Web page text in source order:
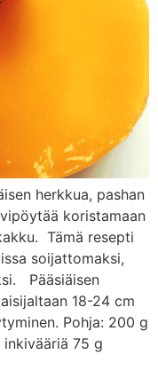
herkkua, pashan
koristamaan
Tämä resepti
soijattomaksi,
Pääsiäisen
18-24 cm
Pohja: 200 g
75 g